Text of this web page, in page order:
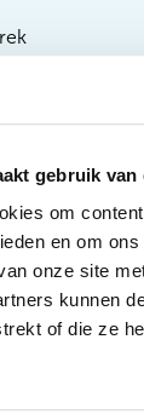
gebruik van
om
en om
onze site
kunnen
of die ze
ik alcohol
Vanaf dat
Ik